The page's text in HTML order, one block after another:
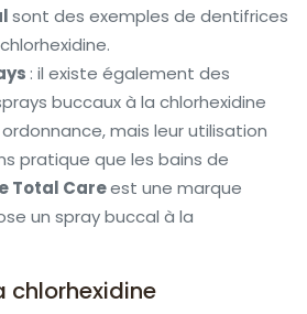
sont des exemples de dentifrices
: il existe également des
buccaux à la chlorhexidine
mais leur utilisation
pratique que les bains de
Total Careest une marque
un spray buccal à la
chlorhexidine